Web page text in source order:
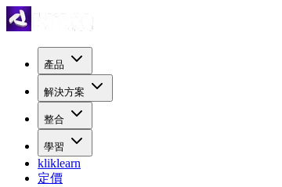
產品
解決方案
整合
學習
kliklearn
定價